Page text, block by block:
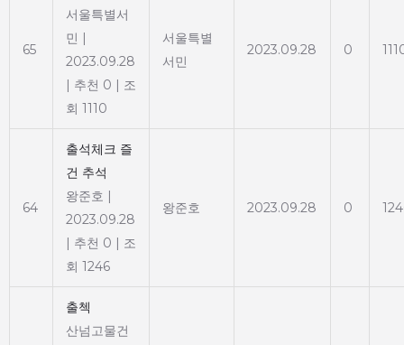
65
서울특별서
민 |
2023.09.28
| 추천 0 | 조
회 1110
서울특별
서민
2023.09.28 0
64
출석체크 즐
건 추석
왕준호 |
2023.09.28
| 추천 0 | 조
회 1246
왕준호 2023.09.28 0
출첵
산넘고물건